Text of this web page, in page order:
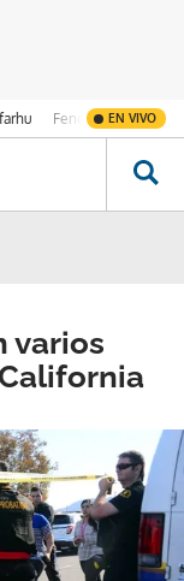
Fenómeno de El
EN VIVO
varios